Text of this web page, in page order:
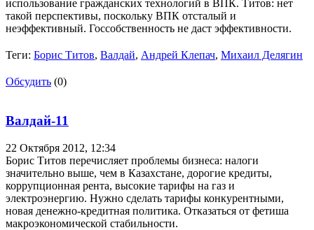
использование гражданских технологий в ВПК. Титов: нет
такой перспективы, поскольку ВПК отсталый и
неэффективный. Госсобственность не даст эффективности.
Теги: Борис Титов, Валдай, Андрей Клепач, Михаил Делягин
Обсудить (0)
Валдай-11
22 Октября 2012, 12:34
Борис Титов перечисляет проблемы бизнеса: налоги
значительно выше, чем в Казахстане, дорогие кредиты,
коррупционная рента, высокие тарифы на газ и
электроэнергию. Нужно сделать тарифы конкурентными,
новая денежно-кредитная политика. Отказаться от фетиша
макроэкономической стабильности.